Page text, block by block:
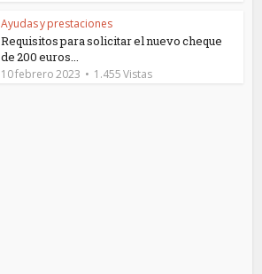
Ayudas y prestaciones
Requisitos para solicitar el nuevo cheque
de 200 euros...
10 febrero 2023 1.455 Vistas